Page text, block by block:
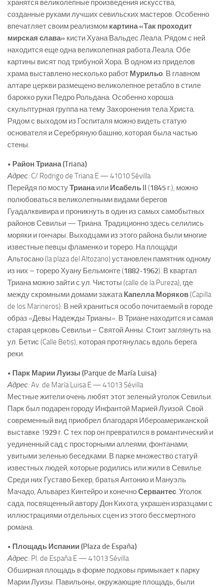
хранятся великолепные произведения искусства,
созданные руками лучших севильских мастеров. Особенно
впечатляет своим реализмом картина «Так проходит
мирская слава» кисти Хуана Вальдес Леала. Рядом с ней
находится еще одна великолепная работа Леала. Обе
картины висят под трибуной Хора. В одном из приделов
храма выставлено несколько работ Мурильо . В главном
алтаре церкви размещено великолепное ретабло в стиле
барокко руки Педро Рольдана. Особенно хороша
скульптурная группа на тему Захоронения тела Христа.
Рядом с выходом из Госпиталя можно видеть статую
основателя и Серебряную башню, которая была частью
стены.
• Район Триана (Triana)
Адрес: C/ Rodrigo de Triana E — 41010 Sévilla
Перейдя по мостуТриана или Исабель II (1845 г.), можно
полюбоваться великолепными видами берегов
Гуадалквивира и проникнуть в один из самых самобытных
районов Севильи — Триана. Традиционно здесь селились
моряки и гончары. Выходцами из этого района были многие
известные певцы фламенко и тореро. На площади
Альтосано (la plaza del Altozano) установлен памятник одному
из них – тореро Хуану Бельмонте (1882-1962). В квартал
Триана можно зайти с ул. Чистоты (calle de la Pureza), где
между скромными домами зажата Капелла Моряков(Capilla
de los Marineros). В ней храниться особо почитаемый в городе
образ «Девы Надежды Трианы». В Триане находится и самая
старая церковь Севильи – Святой Анны. Стоит заглянуть на
ул. Бетис (Calle Betis), которая протянулась вдоль берега
реки.
• Парк Марии Луизы (Parque de María Luisa)
Адрес:Av. de María Luisa E — 41013 Sévilla
Местные жители очень любят этот зеленый уголок Севильи.
Парк был подарен городу Инфантой Марией Луизой. Свой
современный вид приобрел благодаря Ибероамериканской
выставке 1929 г. С тех пор он превратился в романтический и
уединенный сад с просторными аллеями, фонтанами,
увитыми зеленью беседками. В парке множество статуй
известных людей, которые родились или жили в Севилье.
Среди них Густаво Бекер, братья Антонио и Мануэль
Мачадо, Альварез Кинтейро и конечноСервантес . Уголок
сада, посвященный автору Дон Кихота, украшен изразцами с
иллюстрациями отдельных сцен из этого бессмертного
романа.
• Площадь Испании (Plaza de España)
Адрес: Pl. de España E — 41013 Sévilla
Обширная площадь в форме подковы примыкает к парку
Марии Луизы. Павильоны, окружающие площадь, были